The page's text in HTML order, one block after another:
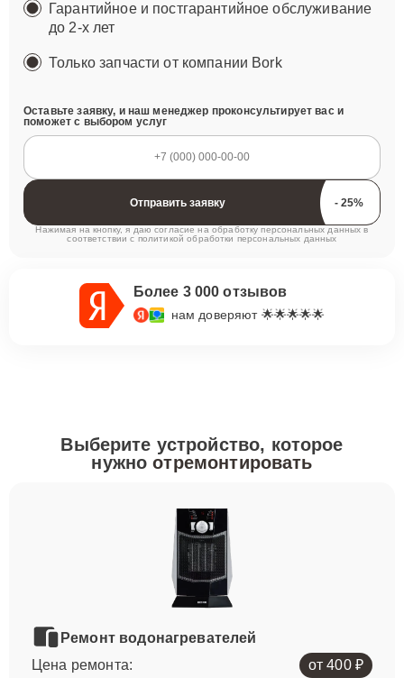
Гарантийное и постгарантийное обслуживание
до 2-х лет
Только запчасти от компании Bork
Оставьте заявку, и наш менеджер проконсультирует вас и
поможет с выбором услуг
Отправить заявку
Нажимая на кнопку, я даю согласие на обработку персональных данных в
соответствии с политикой обработки персональных данных
Более 3 000 отзывов
нам доверяют 🌟🌟🌟🌟🌟
Выберите устройство, которое
нужноотремонтировать
Ремонт водонагревателей
Цена ремонта:
от 400 ₽